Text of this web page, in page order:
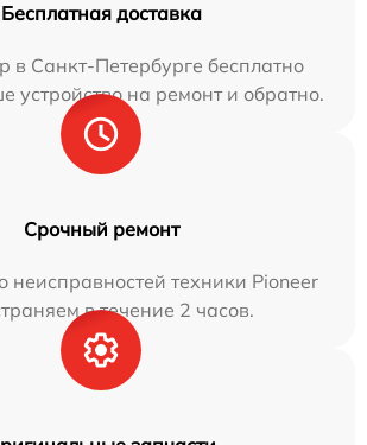
Бесплатная доставка
в Санкт-Петербурге бесплатно
устройство на ремонт и обратно.
Срочный ремонт
неисправностей техники Pioneer
в течение 2 часов.